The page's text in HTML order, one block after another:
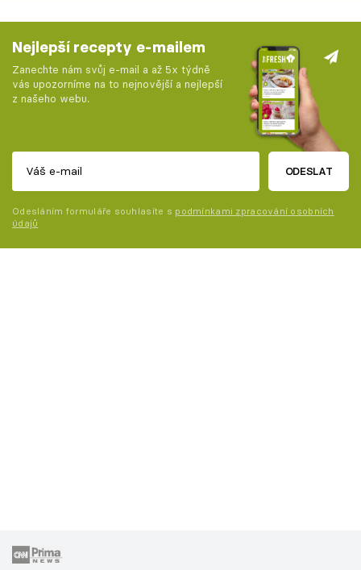
Nejlepší recepty e-mailem
Zanechte nám svůj e-mail a až 5x týdně
vás upozorníme na to nejnovější a nejlepší
z našeho webu.
ODESLAT
Odesláním formuláře souhlasíte s podmínkami zpracování osobních
údajů